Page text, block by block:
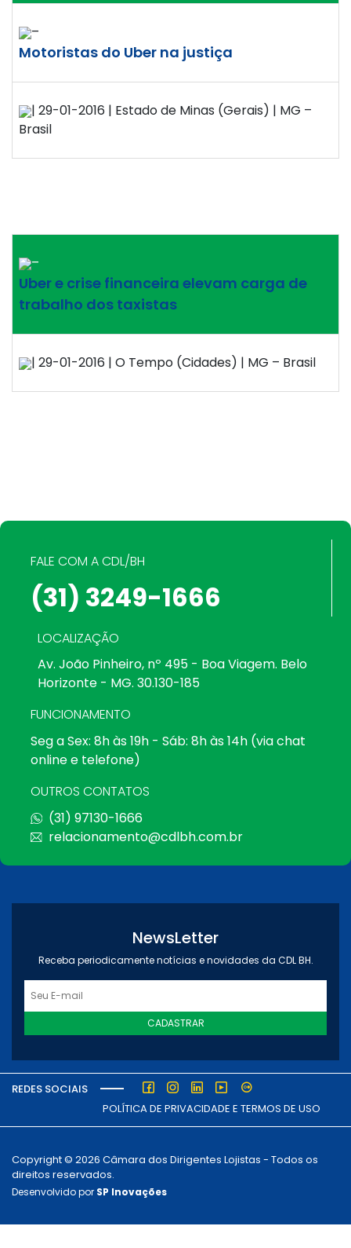
–
Motoristas do Uber na justiça
| 29-01-2016 | Estado de Minas (Gerais) | MG –
Brasil
–
Uber e crise financeira elevam carga de
trabalho dos taxistas
| 29-01-2016 | O Tempo (Cidades) | MG – Brasil
FALE COM A CDL/BH
(31) 3249-1666
LOCALIZAÇÃO
Av. João Pinheiro, nº 495 - Boa Viagem. Belo
Horizonte - MG. 30.130-185
FUNCIONAMENTO
Seg a Sex: 8h às 19h - Sáb: 8h às 14h (via chat
online e telefone)
OUTROS CONTATOS
(31) 97130-1666
relacionamento@cdlbh.com.br
NewsLetter
Receba periodicamente notícias e novidades da CDL BH.
CADASTRAR
REDES SOCIAIS
POLÍTICA DE PRIVACIDADE E TERMOS DE USO
Copyright © 2026 Câmara dos Dirigentes Lojistas - Todos os
direitos reservados.
Desenvolvido por SP Inovações